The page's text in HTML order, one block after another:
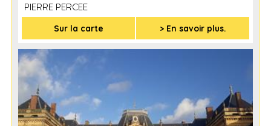
PIERRE PERCEE
Sur la carte > En savoir plus.